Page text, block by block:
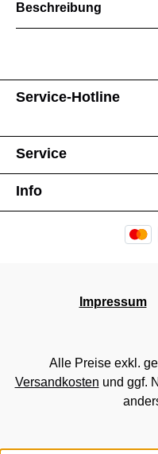
Beschreibung
Service-Hotline
Service
Info
Impressum
Alle Preise exkl.
Versandkosten und ggf.